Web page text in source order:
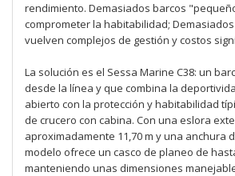
rendimiento. Demasiados barcos
comprometer la habitabilidad;
vuelven complejos de gestión y costos
La solución es el Sessa Marine C38: un
desde la línea y que combina la
abierto con la protección y habitabilidad
de crucero con cabina. Con una eslora
aproximadamente 11,70 m y una anchura
modelo ofrece un casco de planeo de
manteniendo unas dimensiones